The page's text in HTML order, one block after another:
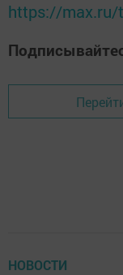
https://max.ru/
НОВОСТИ